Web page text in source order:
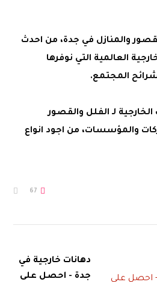
والمنازل في جدة، من احدث
العالمية التي نوفرها
المجتمع.
لـ الفلل والقصور
والمؤسسات، من اجود انواع
67
دهانات خارجية في
جدة - احصل على